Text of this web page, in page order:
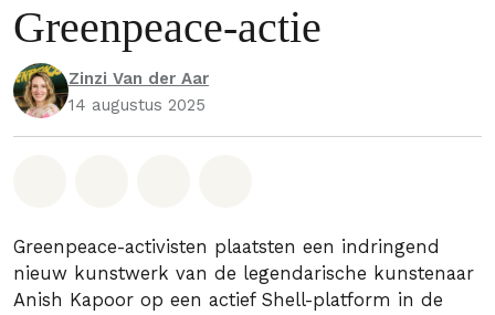
Greenpeace-actie
Zinzi Van der Aar
14 augustus 2025
Greenpeace-activisten plaatsten een indringend
nieuw kunstwerk van de legendarische kunstenaar
Anish Kapoor op een actief Shell-platform in de